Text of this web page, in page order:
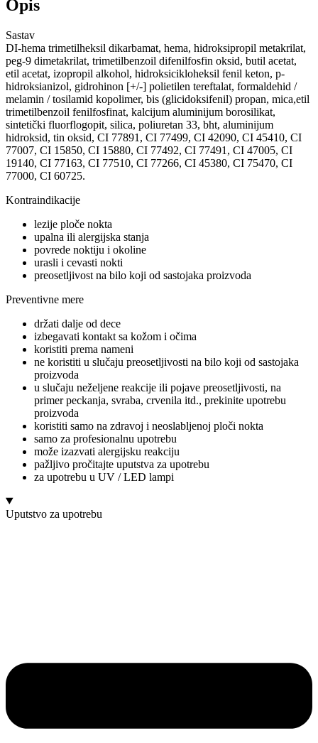
Opis
Sastav
DI-hema trimetilheksil dikarbamat, hema, hidroksipropil metakrilat,
peg-9 dimetakrilat, trimetilbenzoil difenilfosfin oksid, butil acetat,
etil acetat, izopropil alkohol, hidroksicikloheksil fenil keton, p-
hidroksianizol, gidrohinon [+/-] polietilen tereftalat, formaldehid /
melamin / tosilamid kopolimer, bis (glicidoksifenil) propan, mica,etil
trimetilbenzoil fenilfosfinat, kalcijum aluminijum borosilikat,
sintetički fluorflogopit, silica, poliuretan 33, bht, aluminijum
hidroksid, tin oksid, CI 77891, CI 77499, CI 42090, CI 45410, CI
77007, CI 15850, CI 15880, CI 77492, CI 77491, CI 47005, CI
19140, CI 77163, CI 77510, CI 77266, CI 45380, CI 75470, CI
77000, CI 60725.
Kontraindikacije
lezije ploče nokta
upalna ili alergijska stanja
povrede noktiju i okoline
urasli i cevasti nokti
preosetljivost na bilo koji od sastojaka proizvoda
Preventivne mere
držati dalje od dece
izbegavati kontakt sa kožom i očima
koristiti prema nameni
ne koristiti u slučaju preosetljivosti na bilo koji od sastojaka
proizvoda
u slučaju neželjene reakcije ili pojave preosetljivosti, na
primer peckanja, svraba, crvenila itd., prekinite upotrebu
proizvoda
koristiti samo na zdravoj i neoslabljenoj ploči nokta
samo za profesionalnu upotrebu
može izazvati alergijsku reakciju
pažljivo pročitajte uputstva za upotrebu
za upotrebu u UV / LED lampi
Uputstvo za upotrebu